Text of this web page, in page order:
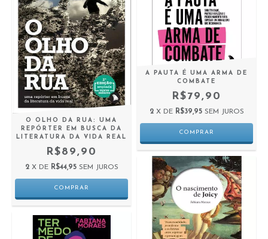
O OLHO DA RUA: UMA
REPÓRTER EM BUSCA DA
LITERATURA DA VIDA REAL
R$89,90
2 X DE R$44,95 SEM JUROS
A PAUTA É UMA ARMA DE
COMBATE
R$79,90
2 X DE R$39,95 SEM JUROS